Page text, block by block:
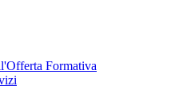
Formativa